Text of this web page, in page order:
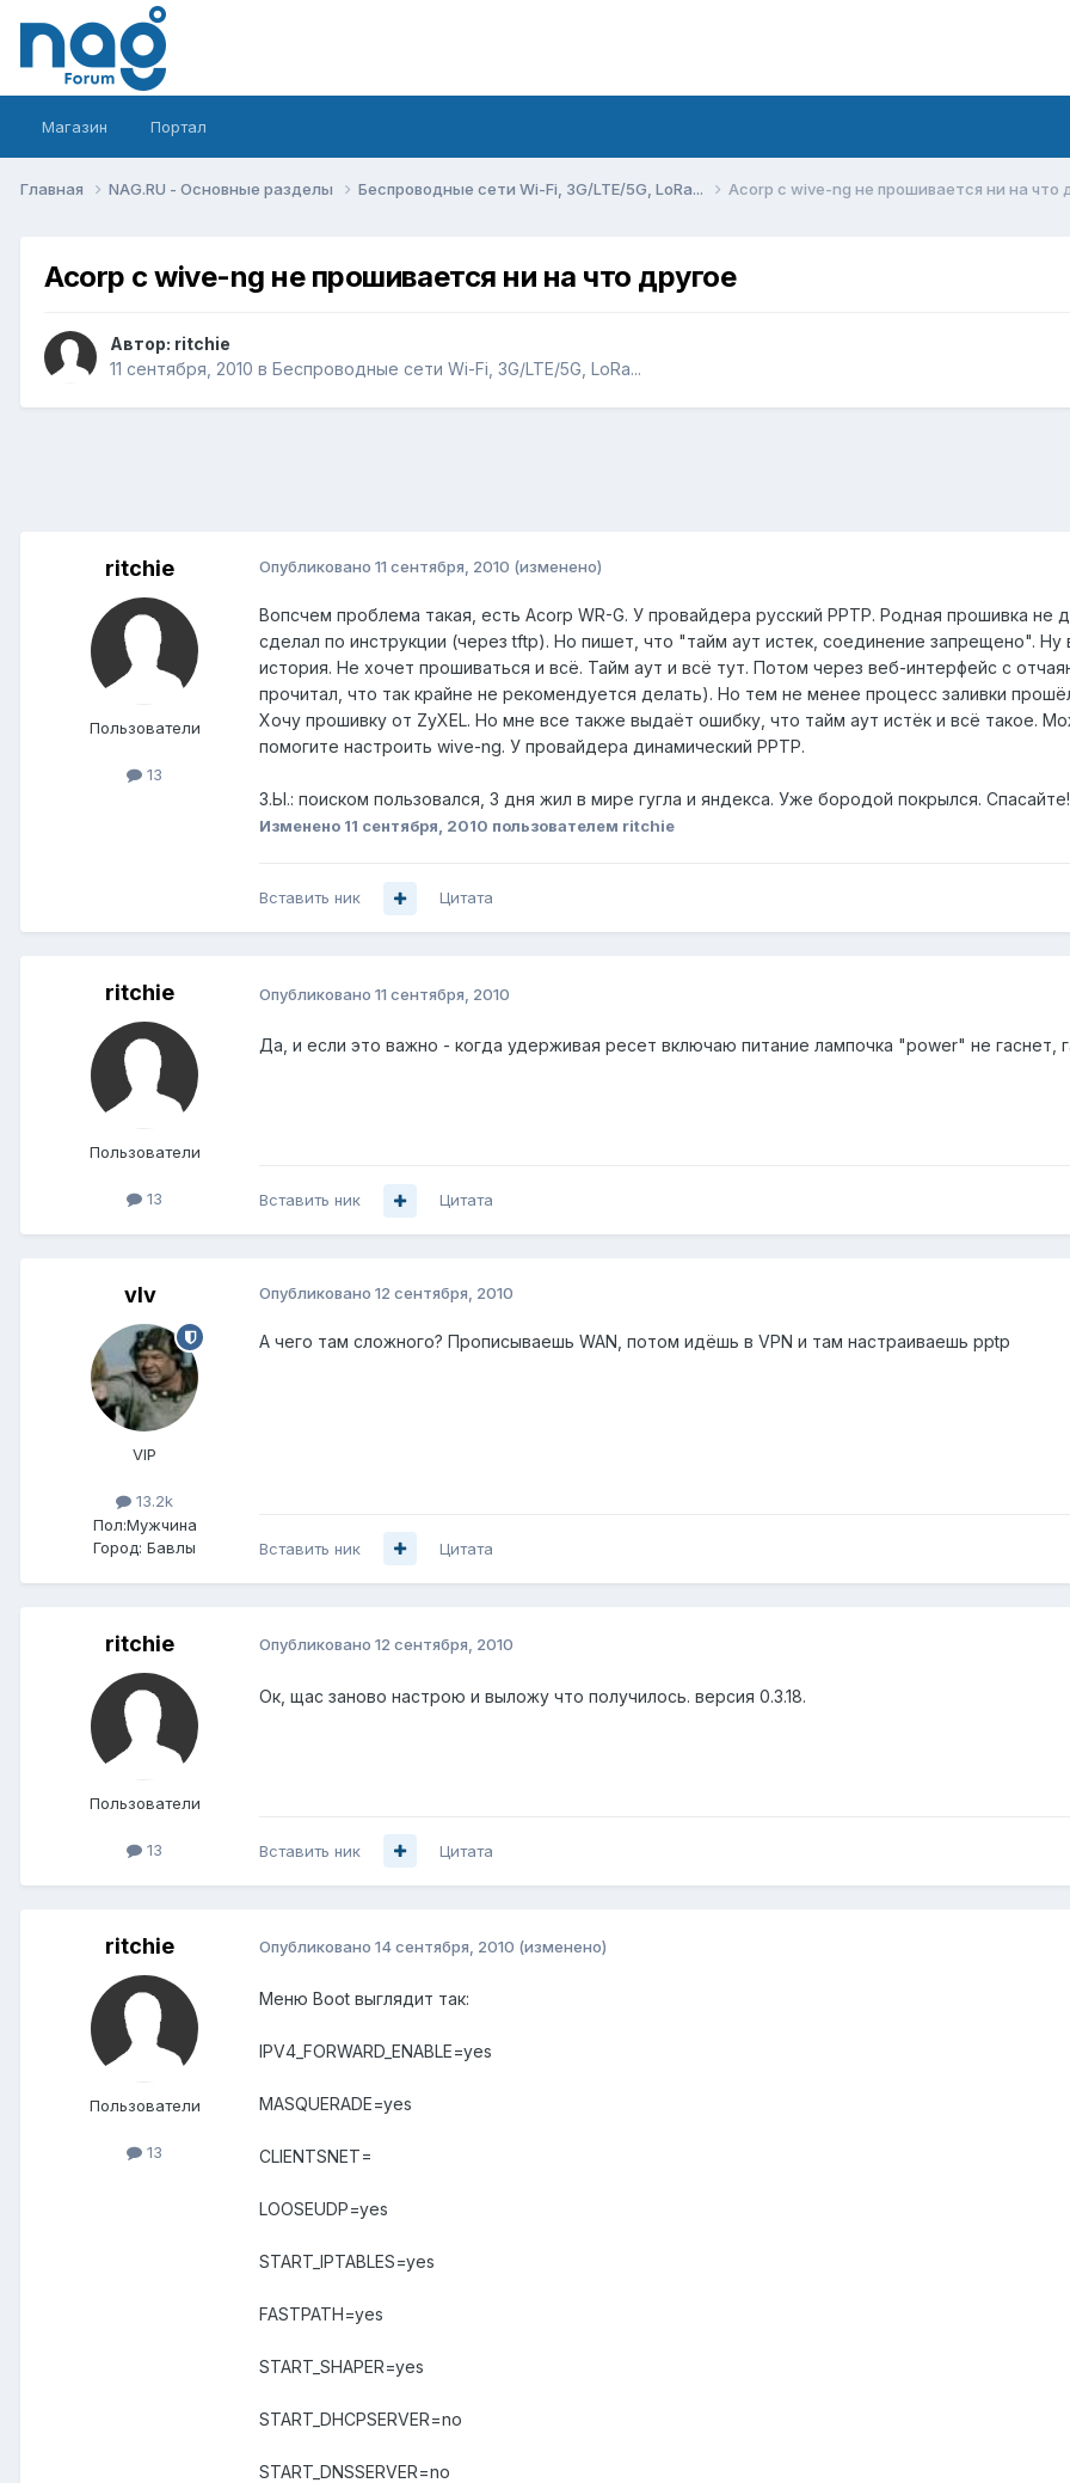
Магазин Портал
Главная NAG.RU - Основные разделы Беспроводные сети Wi-Fi, 3G/LTE/5G, LoRa... Acorp с wive-ng не прошивается ни на что
Acorp с wive-ng не прошивается ни на что другое
Автор: ritchie
11 сентября, 2010 в Беспроводные сети Wi-Fi, 3G/LTE/5G, LoRa...
ritchie
Пользователи
13
Опубликовано 11 сентября, 2010 (изменено)
Вопсчем проблема такая, есть Acorp WR-G. У провайдера русский PPTP. Родная прошивка
сделал по инструкции (через tftp). Но пишет, что "тайм аут истек, соединение запрещено".
история. Не хочет прошиваться и всё. Тайм аут и всё тут. Потом через веб-интерфейс с
прочитал, что так крайне не рекомендуется делать). Но тем не менее процесс заливки
Хочу прошивку от ZyXEL. Но мне все также выдаёт ошибку, что тайм аут истёк и всё такое.
помогите настроить wive-ng. У провайдера динамический PPTP.
З.Ы.: поиском пользовался, 3 дня жил в мире гугла и яндекса. Уже бородой покрылся. Спасайте!
Изменено 11 сентября, 2010 пользователем ritchie
Вставить ник Цитата
ritchie
Пользователи
13
Опубликовано 11 сентября, 2010
Да, и если это важно - когда удерживая ресет включаю питание лампочка "power" не гаснет,
Вставить ник Цитата
vIv
VIP
13.2k
Пол:Мужчина
Город: Бавлы
Опубликовано 12 сентября, 2010
А чего там сложного? Прописываешь WAN, потом идёшь в VPN и там настраиваешь pptp
Вставить ник Цитата
ritchie
Пользователи
13
Опубликовано 12 сентября, 2010
Ок, щас заново настрою и выложу что получилось. версия 0.3.18.
Вставить ник Цитата
ritchie
Пользователи
13
Опубликовано 14 сентября, 2010 (изменено)
Меню Boot выглядит так:
IPV4_FORWARD_ENABLE=yes
MASQUERADE=yes
CLIENTSNET=
LOOSEUDP=yes
START_IPTABLES=yes
FASTPATH=yes
START_SHAPER=yes
START_DHCPSERVER=no
START_DNSSERVER=no